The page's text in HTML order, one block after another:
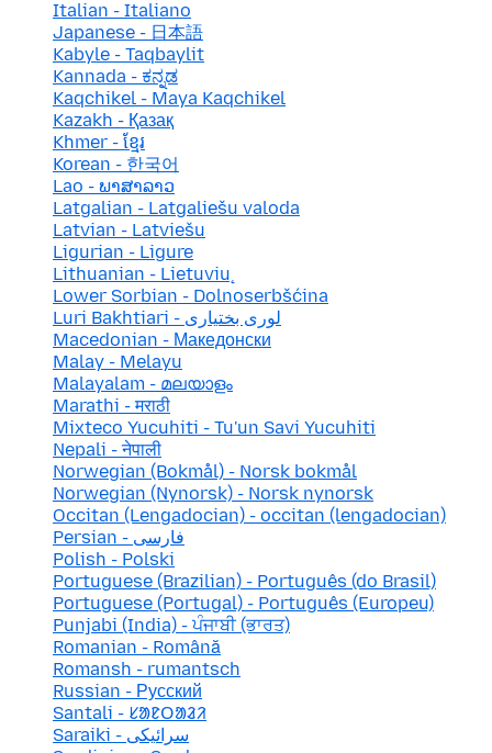
Italian - Italiano
Japanese - 日本語
Kabyle - Taqbaylit
Kannada - ಕನ್ನಡ
Kaqchikel - Maya Kaqchikel
Kazakh - Қазақ
Khmer - ខ្មែរ
Korean - 한국어
Lao - ພາສາລາວ
Latgalian - Latgaliešu valoda
Latvian - Latviešu
Ligurian - Ligure
Lithuanian - Lietuvių
Lower Sorbian - Dolnoserbšćina
Luri Bakhtiari - لوری بختیاری
Macedonian - Македонски
Malay - Melayu
Malayalam - മലയാളം
Marathi - मराठी
Mixteco Yucuhiti - Tu'un Savi Yucuhiti
Nepali - नेपाली
Norwegian (Bokmål) - Norsk bokmål
Norwegian (Nynorsk) - Norsk nynorsk
Occitan (Lengadocian) - occitan (lengadocian)
Persian - فارسی
Polish - Polski
Portuguese (Brazilian) - Português (do Brasil)
Portuguese (Portugal) - Português (Europeu)
Punjabi (India) - ਪੰਜਾਬੀ (ਭਾਰਤ)
Romanian - Română
Romansh - rumantsch
Russian - Русский
Santali - ᱥᱟᱱᱛᱟᱲᱤ
Saraiki - سرائیکی